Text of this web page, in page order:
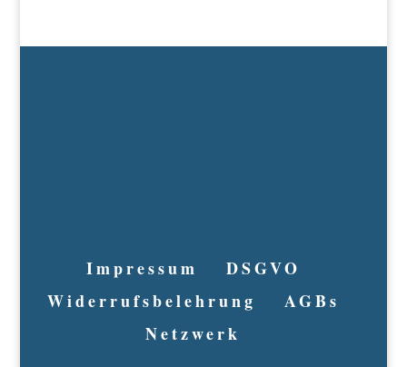
Impressum
DSGVO
Widerrufsbelehrung
AGBs
Netzwerk